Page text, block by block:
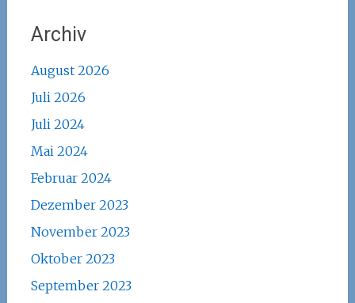
Archiv
August 2026
Juli 2026
Juli 2024
Mai 2024
Februar 2024
Dezember 2023
November 2023
Oktober 2023
September 2023